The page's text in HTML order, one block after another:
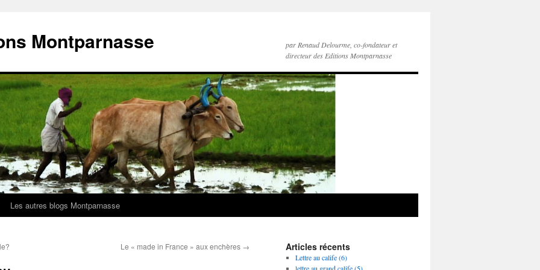
Montparnasse
par Renaud Delourme, co-fondateur et
directeur des Editions Montparnasse
Les autres blogs Montparnasse
Le « made in France » aux enchères → Articles récents
Lettre au calife (6)